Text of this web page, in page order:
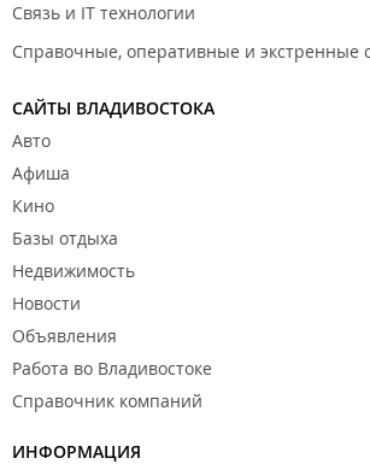
Связь и IT технологии
Справочные, оперативные и экстренные
САЙТЫ ВЛАДИВОСТОКА
Авто
Афиша
Кино
Базы отдыха
Недвижимость
Новости
Объявления
Работа во Владивостоке
Справочник компаний
ИНФОРМАЦИЯ